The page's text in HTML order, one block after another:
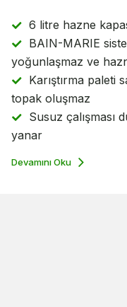
6 litre hazne
BAIN-MARIE
yoğunlaşmaz ve
Karıştırma paleti
topak oluşmaz
Susuz çalışması
yanar
Devamını Oku